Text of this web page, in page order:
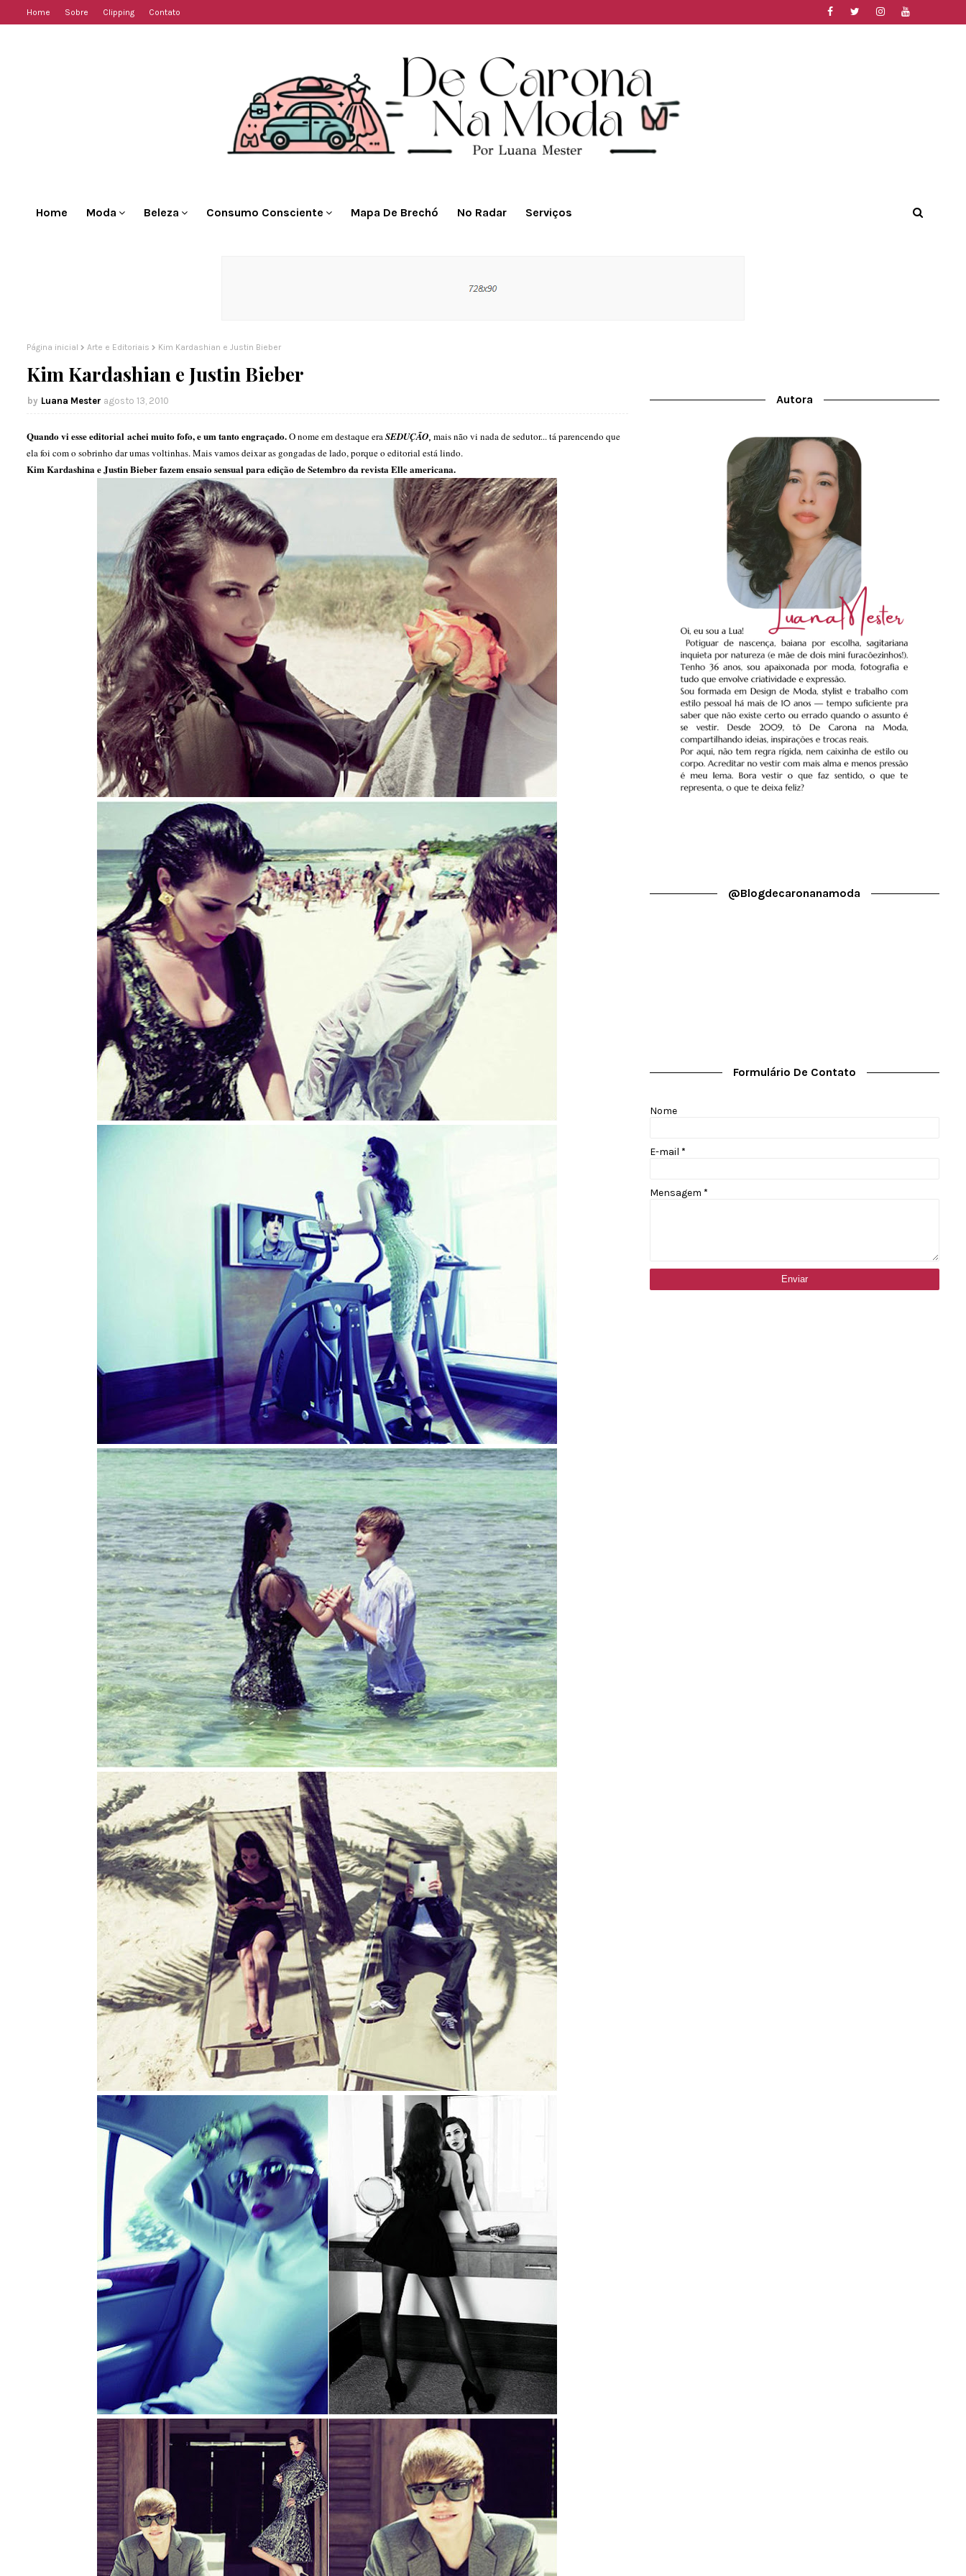
Home Sobre Clipping Contato
Home Moda Beleza Consumo Consciente Mapa De Brechó No Radar Serviços
Página inicial Arte e Editoriais Kim Kardashian e Justin Bieber
Kim Kardashian e Justin Bieber
Luana Mester agosto 13, 2010
Quando vi esse editorial achei muito fofo, e um tanto engraçado.O nome em destaque eraSEDUÇÃO, mais não vi nada de sedutor... tá parencendo que
ela foi com o sobrinho dar umas voltinhas. Mais vamos deixar as gongadas de lado, porque o editorial está lindo.
Kim Kardashina e Justin Bieber fazem ensaio sensual para edição de Setembro da revista Elle americana.
Autora
@blogdecaronanamoda
Formulário De Contato
Nome
E-mail *
Mensagem *